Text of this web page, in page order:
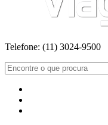
Telefone: (11) 3024-9500